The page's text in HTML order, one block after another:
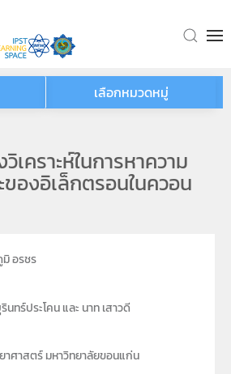
เลือกหมวดหมู่
เคราะห์ในการหาความ
องอิเล็กตรอนในควอน
อรชร
ทร์ประโคน และ นาท เสาวดี
ศาสตร์ มหาวิทยาลัยขอนแก่น